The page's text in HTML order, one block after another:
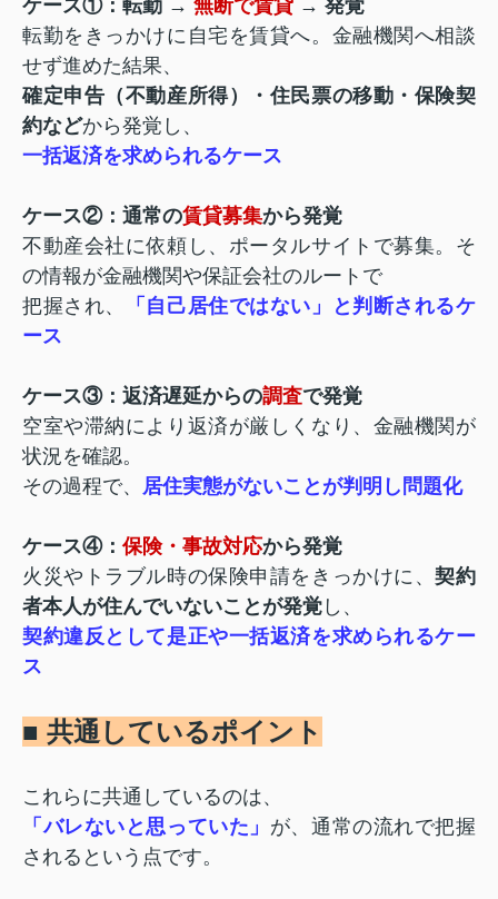
ケース①：転勤 → 無断で賃貸 → 発覚
転勤をきっかけに自宅を賃貸へ。金融機関へ相談
せず進めた結果、
確定申告（不動産所得）・住民票の移動・保険契
約などから発覚し、
一括返済を求められるケース
ケース②：通常の賃貸募集から発覚
不動産会社に依頼し、ポータルサイトで募集。そ
の情報が金融機関や保証会社のルートで
把握され、
「自己居住ではない」と判断されるケ
ース
ケース③：返済遅延からの調査で発覚
空室や滞納により返済が厳しくなり、金融機関が
状況を確認。
その過程で、 居住実態がないことが判明し問題化
ケース④： 保険・事故対応から発覚
火災やトラブル時の保険申請をきっかけに、契約
者本人が住んでいないことが発覚 し、
契約違反として是正や一括返済を求められるケー
ス
■ 共通しているポイント
これらに共通しているのは、
「バレないと思っていた」 が、通常の流れで把握
されるという点です。